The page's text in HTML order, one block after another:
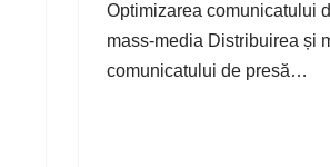
Optimizarea comunicatului
mass-media Distribuirea și
comunicatului de presă…